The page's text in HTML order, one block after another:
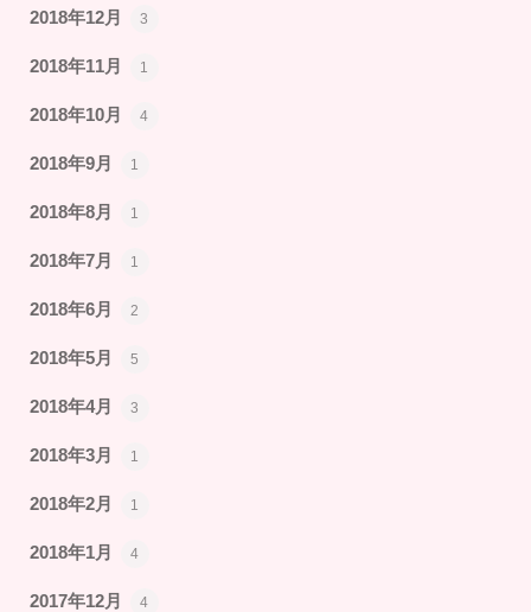
2018年12月 3
2018年11月 1
2018年10月 4
2018年9月 1
2018年8月 1
2018年7月 1
2018年6月 2
2018年5月 5
2018年4月 3
2018年3月 1
2018年2月 1
2018年1月 4
2017年12月 4